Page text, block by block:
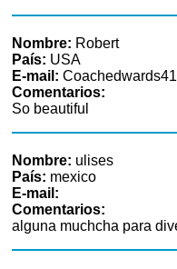
Nombre: Robert
País: USA
E-mail:
Comentarios:
So beautiful
Nombre: ulises
País: mexico
E-mail:
Comentarios:
alguna muchcha para